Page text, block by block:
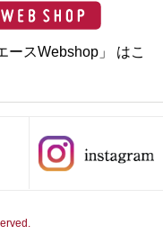
ースWebshop」 はこ